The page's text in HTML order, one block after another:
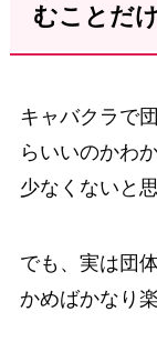
むことだけ
キャバクラで
らいいのかわ
少なくないと
でも、実は団
かめばかなり